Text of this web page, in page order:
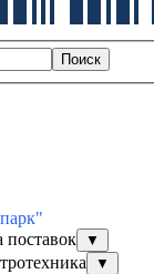
Поиск
▼
▼